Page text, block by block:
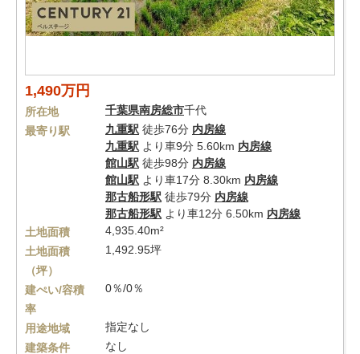
1,490万円
所在地 千葉県南房総市千代
最寄り駅
九重駅 徒歩76分 内房線
九重駅 より車9分 5.60km 内房線
館山駅 徒歩98分 内房線
館山駅 より車17分 8.30km 内房線
那古船形駅 徒歩79分 内房線
那古船形駅 より車12分 6.50km 内房線
土地面積
4,935.40m²
土地面積
（坪）
1,492.95坪
建ぺい/容積
率
0％/0％
用途地域
指定なし
建築条件
なし